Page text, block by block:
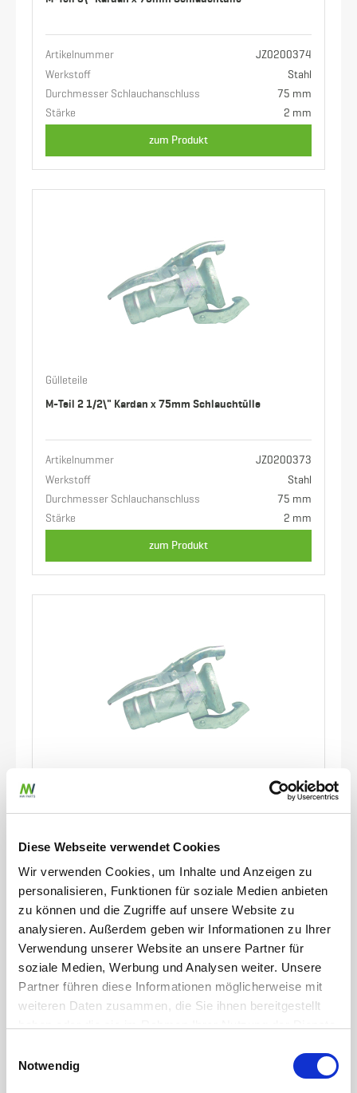
Diese Webseite verwendet Cookies
Wir verwenden Cookies, um Inhalte und Anzeigen zu
personalisieren, Funktionen für soziale Medien anbieten
zu können und die Zugriffe auf unsere Website zu
analysieren. Außerdem geben wir Informationen zu Ihrer
Verwendung unserer Website an unsere Partner für
soziale Medien, Werbung und Analysen weiter. Unsere
Partner führen diese Informationen möglicherweise mit
weiteren Daten zusammen, die Sie ihnen bereitgestellt
Weitere erforderliche Datenschutzinformationen finden
Notwendig
Artikelnummer
JZ0200374
Werkstoff
Stahl
Durchmesser Schlauchanschluss
75 mm
Stärke
2 mm
zum Produkt
Gülleteile
M-Teil 2 1/2\" Kardan x 75mm Schlauchtülle
Artikelnummer
JZ0200373
Werkstoff
Stahl
Durchmesser Schlauchanschluss
75 mm
Stärke
2 mm
zum Produkt
Artikelnummer
JZ0200372
Werkstoff
Stahl
Durchmesser Schlauchanschluss
70 mm
Stärke
2 mm
zum Produkt